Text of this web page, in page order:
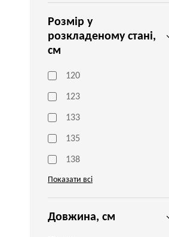
Розмір у
розкладеному стані,
см
120
123
133
135
138
Показати всі
Довжина, см